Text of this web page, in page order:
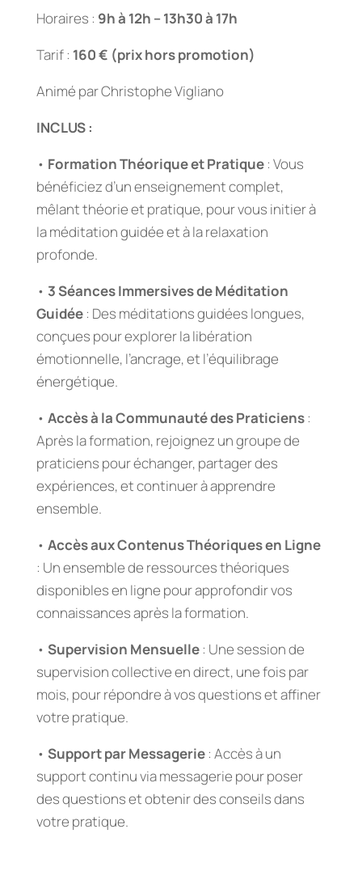
Horaires : 9h à 12h – 13h30 à 17h
Tarif : 160 € (prix hors promotion)
Animé par Christophe Vigliano
INCLUS :
• Formation Théorique et Pratique: Vous
bénéficiez d’un enseignement complet,
mêlant théorie et pratique, pour vous initier à
la méditation guidée et à la relaxation
profonde.
• 3 Séances Immersives de Méditation
Guidée: Des méditations guidées longues,
conçues pour explorer la libération
émotionnelle, l’ancrage, et l’équilibrage
énergétique.
• Accès à la Communauté des Praticiens:
Après la formation, rejoignez un groupe de
praticiens pour échanger, partager des
expériences, et continuer à apprendre
ensemble.
• Accès aux Contenus Théoriques en Ligne
: Un ensemble de ressources théoriques
disponibles en ligne pour approfondir vos
connaissances après la formation.
• Supervision Mensuelle: Une session de
supervision collective en direct, une fois par
mois, pour répondre à vos questions et affiner
votre pratique.
• Support par Messagerie: Accès à un
support continu via messagerie pour poser
des questions et obtenir des conseils dans
votre pratique.